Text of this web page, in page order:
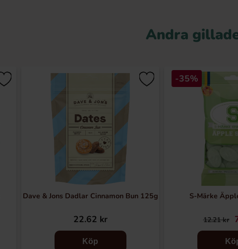
Andra
Dave & Jons Dadlar Cinnamon Bun 125g
22.62 kr
Köp
-35%
S-Märke
12.21 kr